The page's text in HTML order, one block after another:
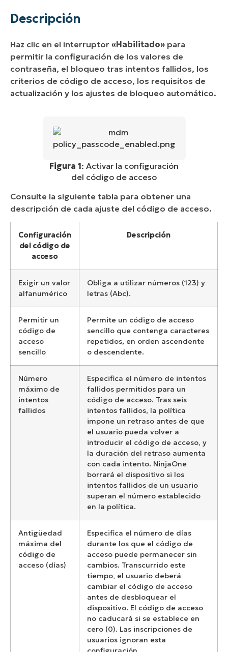
Descripción
Haz clic en el interruptor «Habilitado» para
permitir la configuración de los valores de
contraseña, el bloqueo tras intentos fallidos, los
criterios de código de acceso, los requisitos de
actualización y los ajustes de bloqueo automático.
Figura 1: Activar la configuración
del código de acceso
Consulte la siguiente tabla para obtener una
descripción de cada ajuste del código de acceso.
Configuración
del código de
acceso
Descripción
Exigir un valor
alfanumérico
Obliga a utilizar números (123) y
letras (Abc).
Permitir un
código de
acceso
sencillo
Permite un código de acceso
sencillo que contenga caracteres
repetidos, en orden ascendente
o descendente.
Número
máximo de
intentos
fallidos
Especifica el número de intentos
fallidos permitidos para un
código de acceso. Tras seis
intentos fallidos, la política
impone un retraso antes de que
el usuario pueda volver a
introducir el código de acceso, y
la duración del retraso aumenta
con cada intento. NinjaOne
borrará el dispositivo si los
intentos fallidos de un usuario
superan el número establecido
en la política.
Antigüedad
máxima del
código de
acceso (días)
Especifica el número de días
durante los que el código de
acceso puede permanecer sin
cambios. Transcurrido este
tiempo, el usuario deberá
cambiar el código de acceso
antes de desbloquear el
dispositivo. El código de acceso
no caducará si se establece en
cero (0). Las inscripciones de
usuarios ignoran esta